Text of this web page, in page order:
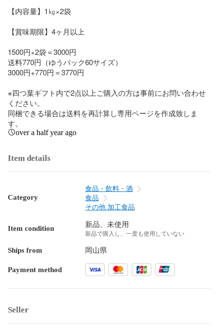
【内容量】1㎏×2袋
【賞味期限】4ヶ月以上
1500円×2袋＝3000円
送料770円（ゆうパック60サイズ）
3000円+770円＝3770円
※四つ葉ギフト内で2点以上ご購入の方は事前にお問い合わせ
ください。
同梱できる場合は送料を再計算し専用ページを作成致しま
す。
over a half year ago
Item details
Category
食品・飲料・酒
食品
その他 加工食品
Item condition 新品、未使用
新品で購入し、一度も使用していない
Ships from 岡山県
Payment method
Seller